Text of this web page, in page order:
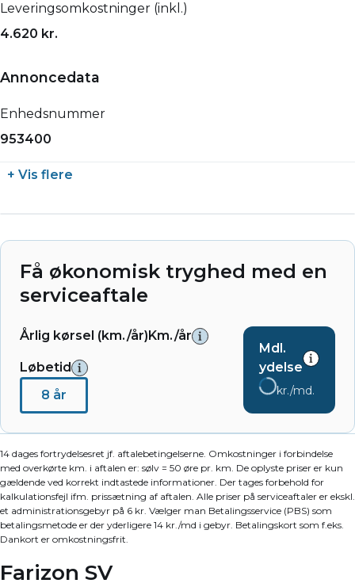
Leveringsomkostninger (inkl.)
4.620 kr.
Annoncedata
Enhedsnummer
953400
+ Vis flere
Få økonomisk tryghed med en
serviceaftale
Årlig kørsel (km./år)Km./år
Løbetid
8 år
Mdl.
ydelse
kr./md.
14 dages fortrydelsesret jf. aftalebetingelserne. Omkostninger i forbindelse
med overkørte km. i aftalen er: sølv = 50 øre pr. km. De oplyste priser er kun
gældende ved korrekt indtastede informationer. Der tages forbehold for
kalkulationsfejl ifm. prissætning af aftalen. Alle priser på serviceaftaler er ekskl.
et administrationsgebyr på 6 kr. Vælger man Betalingsservice (PBS) som
betalingsmetode er der yderligere 14 kr./md i gebyr. Betalingskort som f.eks.
Dankort er omkostningsfrit.
Farizon SV